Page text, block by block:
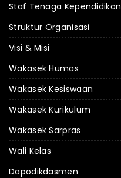
Staf Tenaga Kependidikan
Struktur Organisasi
Visi & Misi
Wakasek Humas
Wakasek Kesiswaan
Wakasek Kurikulum
Wakasek Sarpras
Wali Kelas
Dapodikdasmen